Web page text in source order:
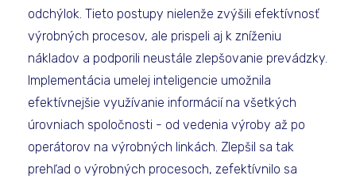
odchýlok. Tieto postupy nielenže zvýšili efektívnosť
výrobných procesov, ale prispeli aj k zníženiu
nákladov a podporili neustále zlepšovanie prevádzky.
Implementácia umelej inteligencie umožnila
efektívnejšie využívanie informácií na všetkých
úrovniach spoločnosti - od vedenia výroby až po
operátorov na výrobných linkách. Zlepšil sa tak
prehľad o výrobných procesoch, zefektívnilo sa